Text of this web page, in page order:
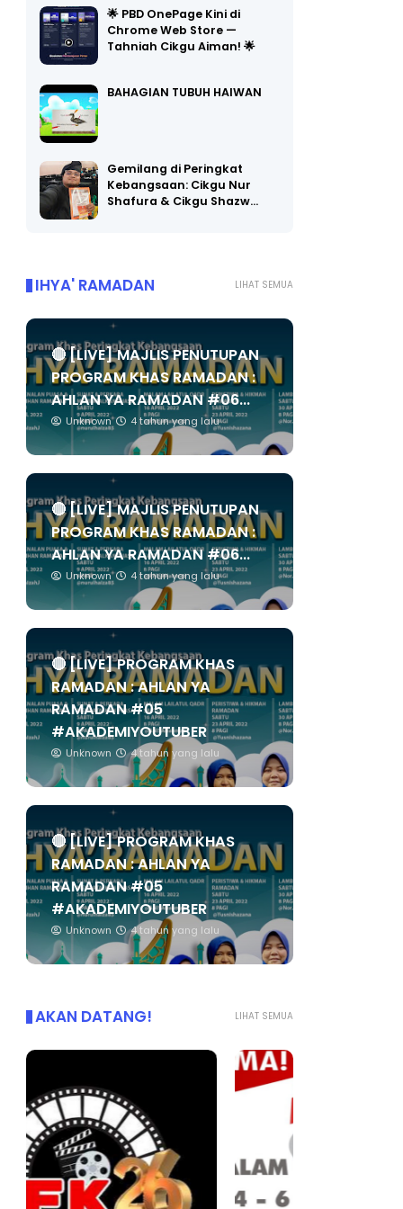
🌟 PBD OnePage Kini di
Chrome Web Store —
Tahniah Cikgu Aiman! 🌟
BAHAGIAN TUBUH HAIWAN
Gemilang di Peringkat
Kebangsaan: Cikgu Nur
Shafura & Cikgu Shazw…
LIHAT SEMUA
IHYA' RAMADAN
🔴 [LIVE] MAJLIS PENUTUPAN
PROGRAM KHAS RAMADAN :
AHLAN YA RAMADAN #06...
Unknown 4 tahun yang lalu
🔴 [LIVE] MAJLIS PENUTUPAN
PROGRAM KHAS RAMADAN :
AHLAN YA RAMADAN #06...
Unknown 4 tahun yang lalu
🔴 [LIVE] PROGRAM KHAS
RAMADAN : AHLAN YA
RAMADAN #05
#AKADEMIYOUTUBER
Unknown 4 tahun yang lalu
🔴 [LIVE] PROGRAM KHAS
RAMADAN : AHLAN YA
RAMADAN #05
#AKADEMIYOUTUBER
Unknown 4 tahun yang lalu
LIHAT SEMUA
AKAN DATANG!